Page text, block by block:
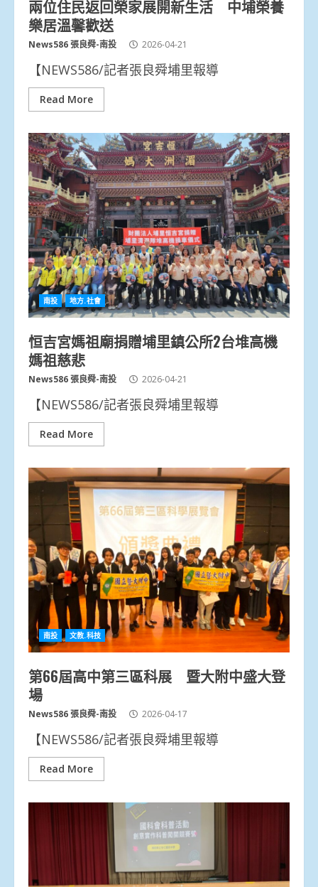
兩位住民返回榮家展開新生活 中埔榮養
樂居溫馨歡送
News586 張良舜-南投 2026-04-21
【NEWS586/記者張良舜埔里報導
Read More
南投 地方.社會
恒吉宮媽祖廟捐贈埔里鎮公所2台堆高機
媽祖慈悲
News586 張良舜-南投 2026-04-21
【NEWS586/記者張良舜埔里報導
Read More
南投 文教.科技
第66屆高中第三區科展 暨大附中盛大登
場
News586 張良舜-南投 2026-04-17
【NEWS586/記者張良舜埔里報導
Read More